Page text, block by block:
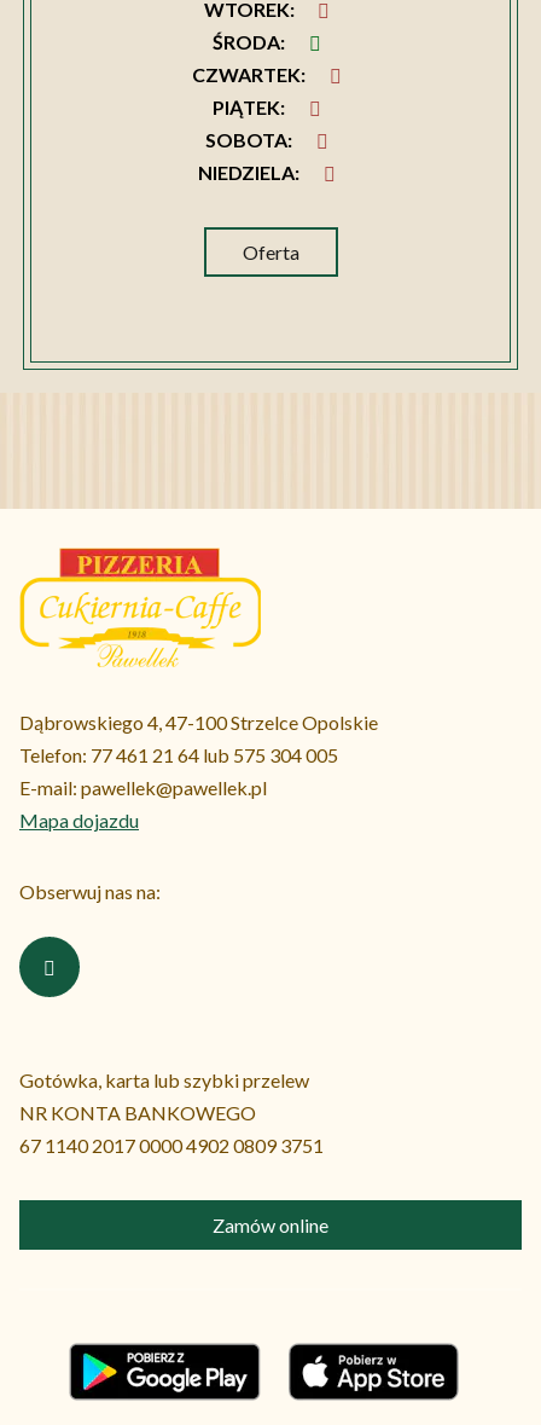
WTOREK:
ŚRODA:
CZWARTEK:
PIĄTEK:
SOBOTA:
NIEDZIELA:
Oferta
Dąbrowskiego 4, 47-100 Strzelce Opolskie
Telefon: 77 461 21 64 lub 575 304 005
E-mail: pawellek@pawellek.pl
Mapa dojazdu
Obserwuj nas na:
Gotówka, karta lub szybki przelew
NR KONTA BANKOWEGO
67 1140 2017 0000 4902 0809 3751
Zamów online